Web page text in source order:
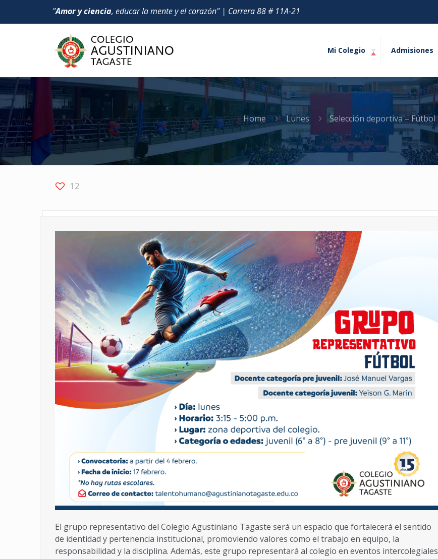
"Amor y ciencia, educar la mente y el corazón" | Carrera 88 # 11A-21
Mi Colegio Admisiones
Home Lunes Selección deportiva – Fútbol
12
El grupo representativo del Colegio Agustiniano Tagaste será un espacio que fortalecerá el sentido
de identidad y pertenencia institucional, promoviendo valores como el trabajo en equipo, la
responsabilidad y la disciplina. Además, este grupo representará al colegio en eventos intercolegiales